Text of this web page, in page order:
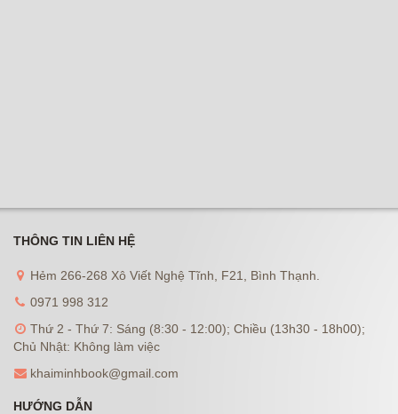
THÔNG TIN LIÊN HỆ
Hẻm 266-268 Xô Viết Nghệ Tĩnh, F21, Bình Thạnh.
0971 998 312
Thứ 2 - Thứ 7: Sáng (8:30 - 12:00); Chiều (13h30 - 18h00);
Chủ Nhật: Không làm việc
khaiminhbook@gmail.com
HƯỚNG DẪN